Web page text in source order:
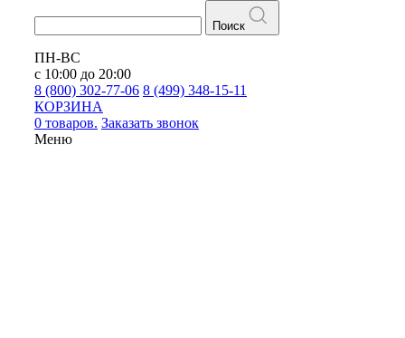
Поиск
ПН-ВС
с 10:00 до 20:00
8 (800) 302-77-06 8 (499) 348-15-11
КОРЗИНА
0 товаров. Заказать звонок
Меню